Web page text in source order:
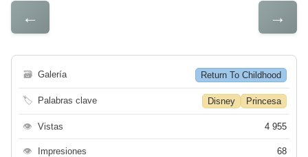
← →
🗃 Galería Return To Childhood
🏷 Palabras clave Disney Princesa
👁 Vistas 4 955
👁 Impresiones 68